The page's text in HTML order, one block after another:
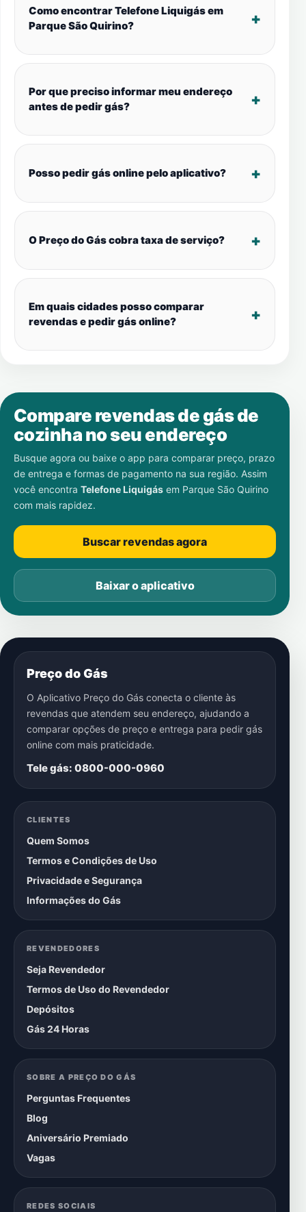
Como encontrar Telefone Liquigás em
Parque São Quirino?
Por que preciso informar meu endereço
antes de pedir gás?
Posso pedir gás online pelo aplicativo?
O Preço do Gás cobra taxa de serviço?
Em quais cidades posso comparar
revendas e pedir gás online?
Compare revendas de gás de
cozinha no seu endereço
Busque agora ou baixe o app para comparar preço, prazo
de entrega e formas de pagamento na sua região. Assim
você encontra Telefone Liquigás em Parque São Quirino
com mais rapidez.
Buscar revendas agora
Baixar o aplicativo
Preço do Gás
O Aplicativo Preço do Gás conecta o cliente às
revendas que atendem seu endereço, ajudando a
comparar opções de preço e entrega para pedir gás
online com mais praticidade.
Tele gás: 0800-000-0960
CLIENTES
Quem Somos
Termos e Condições de Uso
Privacidade e Segurança
Informações do Gás
REVENDEDORES
Seja Revendedor
Termos de Uso do Revendedor
Depósitos
Gás 24 Horas
SOBRE A PREÇO DO GÁS
Perguntas Frequentes
Blog
Aniversário Premiado
Vagas
REDES SOCIAIS